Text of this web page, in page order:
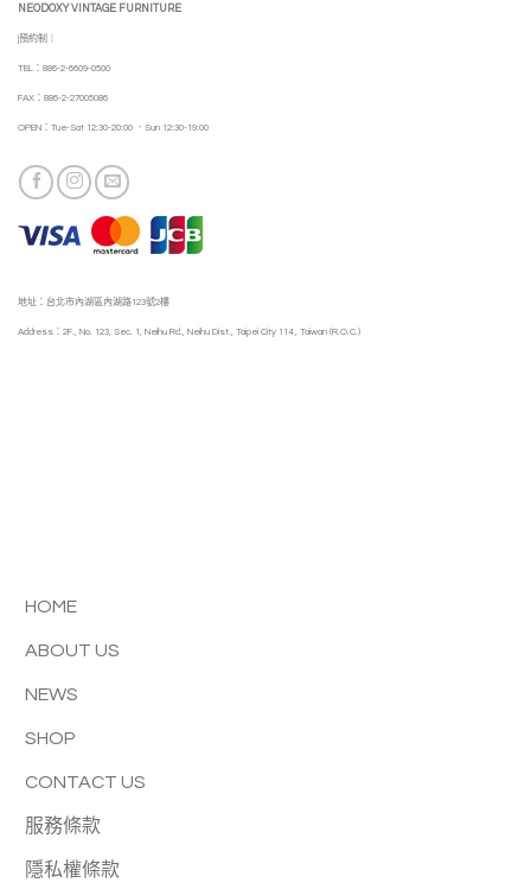
NEODOXY VINTAGE FURNITURE
|預約制｜
TEL：886-2-6609-0500
FAX：886-2-27005086
OPEN：Tue-Sat 12:30-20:00 ．Sun 12:30-19:00
地址：台北市內湖區內湖路123號2樓
Address：2F., No. 123, Sec. 1, Neihu Rd., Neihu Dist., Taipei City 114 , Taiwan (R.O.C.)
HOME
ABOUT US
NEWS
SHOP
CONTACT US
服務條款
隱私權條款